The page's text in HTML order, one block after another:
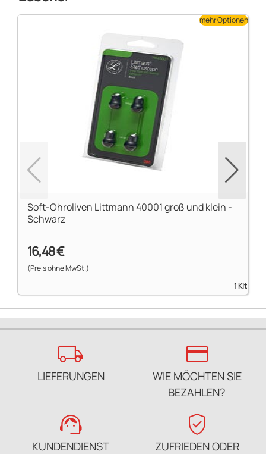
Soft-Ohroliven Littmann 40001 groß und klein -
Schwarz
16,48 €
(Preis ohne MwSt.)
1 Kit
mehr Optionen
local_shipping
LIEFERUNGEN
credit_card
WIE MÖCHTEN SIE
BEZAHLEN?
support_agent
KUNDENDIENST
verified_user
ZUFRIEDEN ODER